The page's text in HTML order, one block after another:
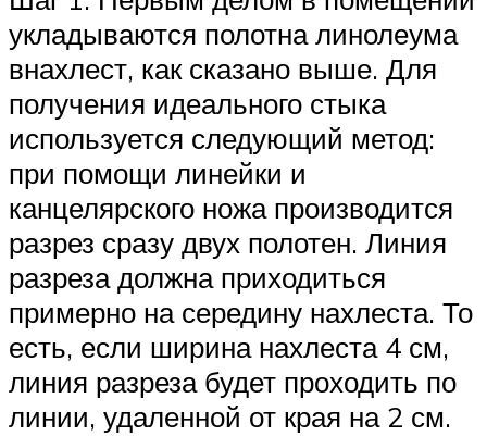
укладываются полотна линолеума
внахлест, как сказано выше. Для
получения идеального стыка
используется следующий метод:
при помощи линейки и
канцелярского ножа производится
разрез сразу двух полотен. Линия
разреза должна приходиться
примерно на середину нахлеста. То
есть, если ширина нахлеста 4 см,
линия разреза будет проходить по
линии, удаленной от края на 2 см.